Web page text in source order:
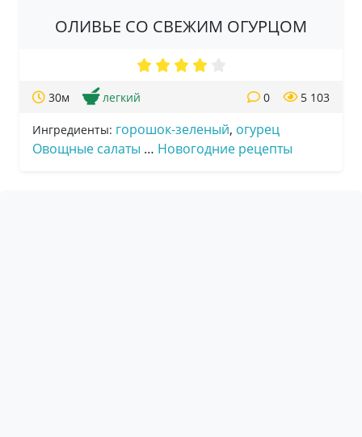
ОЛИВЬЕ СО СВЕЖИМ ОГУРЦОМ
30м легкий 5 103
0
Ингредиенты: горошок-зеленый, огурец
Овощные салаты … Новогодние рецепты